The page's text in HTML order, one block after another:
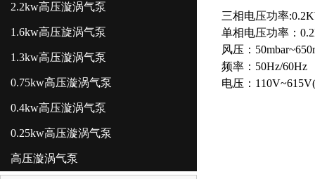
2.2kw高压漩涡气泵
1.6kw高压旋涡气泵
1.3kw高压漩涡气泵
0.75kw高压漩涡气泵
0.4kw高压漩涡气泵
0.25kw高压漩涡气泵
高压漩涡气泵
三相电压功率
单相电压功率：
风压：
频率：50Hz/60Hz
电压：